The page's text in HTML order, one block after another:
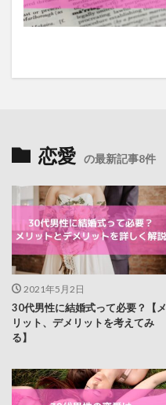
恋愛 の最新記事8件
2021年5月2日
30代男性に結婚式って必要？【メ
リット、デメリットを考えてみ
る】